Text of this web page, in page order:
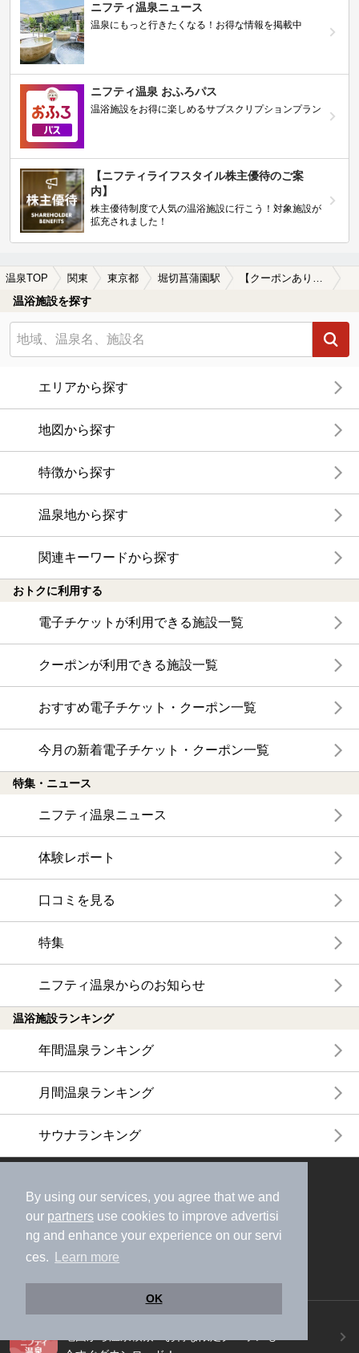
By using our services, you agree that we and
our partners use cookies to improve advertisi
ng and enhance your experience on our servi
ces.
Learn more
OK
ニフティ温泉ニュース
温泉にもっと行きたくなる！お得な情報を掲載中
ニフティ温泉 おふろパス
温浴施設をお得に楽しめるサブスクリプションプラン
【ニフティライフスタイル株主優待のご案
内】
株主優待制度で人気の温浴施設に行こう！対象施設が
拡充されました！
温泉TOP 関東 東京都 堀切菖蒲園駅 【クーポンあり】水風呂が楽しめる堀切菖蒲園駅近くの温泉、日帰り温泉、スーパー銭湯おすすめ
温浴施設を探す
エリアから探す
地図から探す
特徴から探す
温泉地から探す
関連キーワードから探す
おトクに利用する
電子チケットが利用できる施設一覧
クーポンが利用できる施設一覧
おすすめ電子チケット・クーポン一覧
今月の新着電子チケット・クーポン一覧
特集・ニュース
ニフティ温泉ニュース
体験レポート
口コミを見る
特集
ニフティ温泉からのお知らせ
温浴施設ランキング
年間温泉ランキング
月間温泉ランキング
サウナランキング
おトク情報やクーポン情報を受け取ろう
ニフティ温泉アプリ